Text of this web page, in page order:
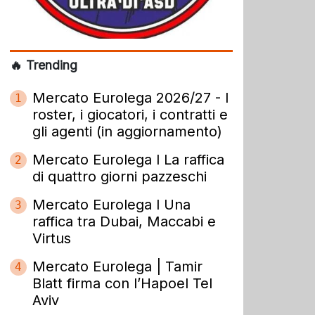
🔥 Trending
1
Mercato Eurolega 2026/27 - I
roster, i giocatori, i contratti e
gli agenti (in aggiornamento)
2
Mercato Eurolega l La raffica
di quattro giorni pazzeschi
3
Mercato Eurolega l Una
raffica tra Dubai, Maccabi e
Virtus
4
Mercato Eurolega | Tamir
Blatt firma con l’Hapoel Tel
Aviv